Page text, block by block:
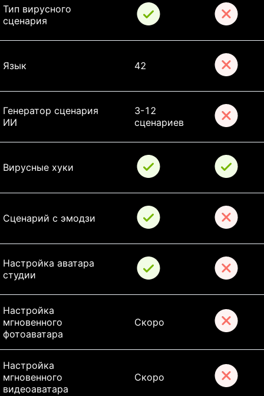
Тип вирусного
сценария
Язык 42
Генератор сценария
ИИ
3-12
сценариев
Вирусные хуки
Сценарий с эмодзи
Настройка аватара
студии
Настройка
мгновенного
фотоаватара
Скоро
Настройка
мгновенного
видеоаватара
Скоро